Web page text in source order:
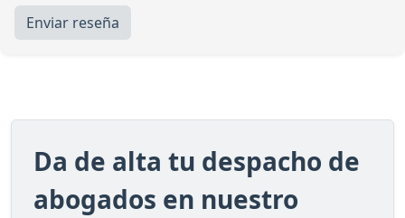
Enviar reseña
Da de alta tu despacho de
abogados en nuestro